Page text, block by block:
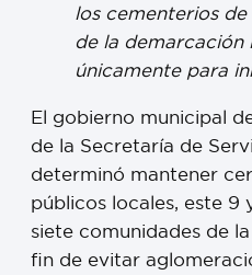
los cementerios
de la demarcación
únicamente para
El gobierno municipal
de la Secretaría de
determinó mantener
públicos locales, este 9
siete comunidades de
fin de evitar